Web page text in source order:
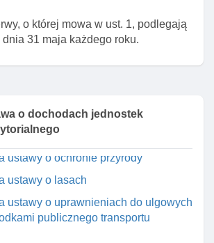
o której mowa w ust. 1, podlegają
31 maja każdego roku.
o dochodach jednostek
w przepisach obowiązujących
ustawy o podatkach I opłatach
ustawy o ochronie przyrody
ustawy o lasach
ustawy o uprawnieniach do ulgowych
publicznego transportu